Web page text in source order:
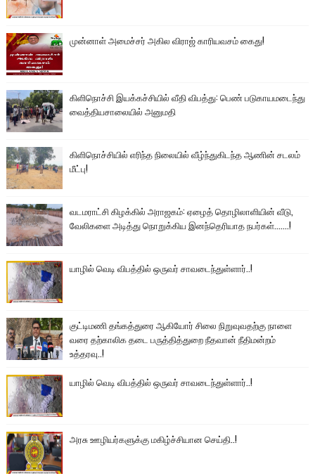
முன்னாள் அமைச்சர் அகில விராஜ் காரியவசம் கைது!
கிளிநொச்சி இயக்கச்சியில் வீதி விபத்து: பெண் படுகாயமடைந்து
வைத்தியசாலையில் அனுமதி
கிளிநொச்சியில் எரிந்த நிலையில் வீழ்ந்துகிடந்த ஆணின் சடலம்
மீட்பு!
வடமராட்சி கிழக்கில் அராஜகம்: ஏழைத் தொழிலாளியின் வீடு,
வேலிகளை அடித்து நொறுக்கிய இனந்தெரியாத நபர்கள்.......!
யாழில் வெடி விபத்தில் ஒருவர் சாவடைந்துள்ளார்..!
குட்டிமணி தங்கத்துரை ஆகியோர் சிலை நிறுவுவதற்கு நாளை
வரை தற்காலிக தடை பருத்தித்துறை நீதவான் நீதிமன்றம்
உத்தரவு..!
யாழில் வெடி விபத்தில் ஒருவர் சாவடைந்துள்ளார்..!
அரசு ஊழியர்களுக்கு மகிழ்ச்சியான செய்தி..!